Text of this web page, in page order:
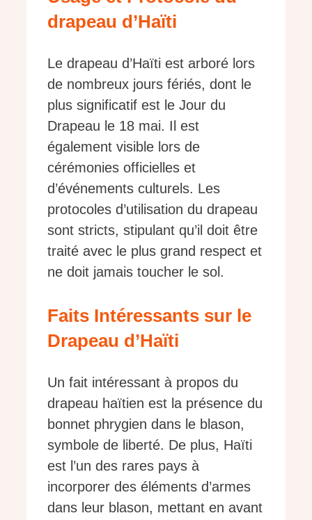
drapeau d’Haïti
Le drapeau d’Haïti est arboré lors
de nombreux jours fériés, dont le
plus significatif est le Jour du
Drapeau le 18 mai. Il est
également visible lors de
cérémonies officielles et
d’événements culturels. Les
protocoles d’utilisation du drapeau
sont stricts, stipulant qu’il doit être
traité avec le plus grand respect et
ne doit jamais toucher le sol.
Faits Intéressants sur le
Drapeau d’Haïti
Un fait intéressant à propos du
drapeau haïtien est la présence du
bonnet phrygien dans le blason,
symbole de liberté. De plus, Haïti
est l’un des rares pays à
incorporer des éléments d’armes
dans leur blason, mettant en avant